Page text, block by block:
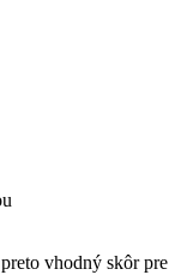
vhodný skôr pre